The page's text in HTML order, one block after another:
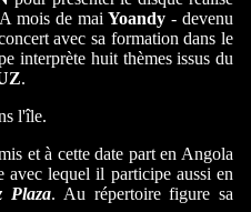
A mois de maiYoandy - devenu
avec sa formation dans le
interprète huit thèmes issus du
.
l'île.
et à cette date part en Angola
avec lequel il participe aussi en
Plaza. Au répertoire figure sa